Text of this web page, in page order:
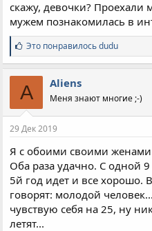
скажу, девочки? Проехали
мужем познакомилась в
С
и
м
п
а
т
и
:
Это понравилосьdudu
A Aliens
Меня знают многие ;-)
29 Дек 2019
Я с обоими своими женами
Оба раза удачно. С одной
5й год идет и все хорошо.
говорят: молодой
чувствую себя на 25, ну
летят...